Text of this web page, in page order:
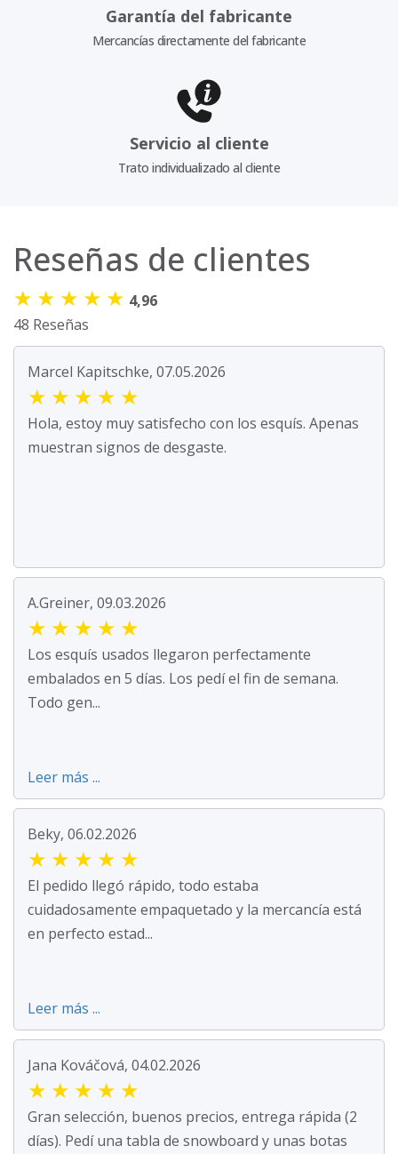
Garantía del fabricante
Mercancías directamente del fabricante
Servicio al cliente
Trato individualizado al cliente
Reseñas de clientes
★ ★ ★ ★ ★ 4,96
48 Reseñas
Marcel Kapitschke, 07.05.2026
★ ★ ★ ★ ★
Hola, estoy muy satisfecho con los esquís. Apenas
muestran signos de desgaste.
A.Greiner, 09.03.2026
★ ★ ★ ★ ★
Los esquís usados llegaron perfectamente
embalados en 5 días. Los pedí el fin de semana.
Todo gen...
Leer más ...
Beky, 06.02.2026
★ ★ ★ ★ ★
El pedido llegó rápido, todo estaba
cuidadosamente empaquetado y la mercancía está
en perfecto estad...
Leer más ...
Jana Kováčová, 04.02.2026
★ ★ ★ ★ ★
Gran selección, buenos precios, entrega rápida (2
días). Pedí una tabla de snowboard y unas botas